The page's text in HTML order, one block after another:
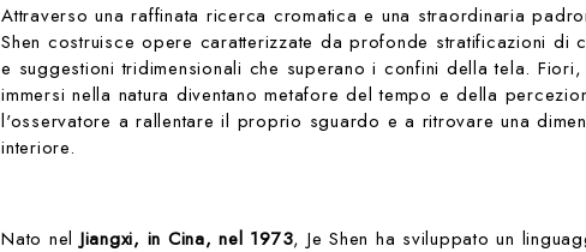
Attraverso una raffinata ricerca cromatica e una straordinaria
Shen costruisce opere caratterizzate da profonde stratificazioni di
e suggestioni tridimensionali che superano i confini della tela.
immersi nella natura diventano metafore del tempo e della
l'osservatore a rallentare il proprio sguardo e a ritrovare una
interiore.
Nato nelJiangxi, in Cina, nel 1973, Je Shen ha sviluppato un